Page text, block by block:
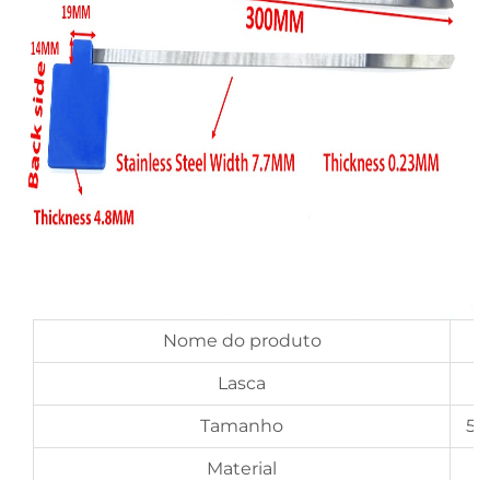
Nome do produto
Lasca
Tamanho
Material